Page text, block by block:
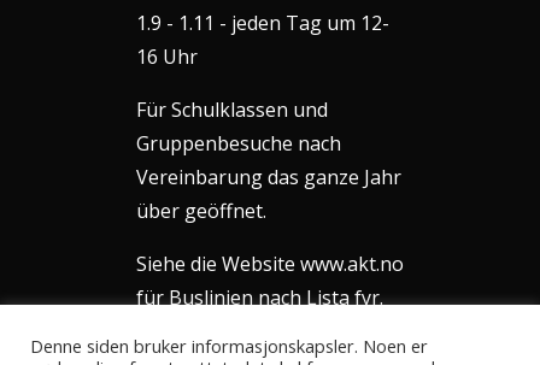
1.9 - 1.11 - jeden Tag um 12-
16 Uhr
Für Schulklassen und
Gruppenbesuche nach
Vereinbarung das ganze Jahr
über geöffnet.
Siehe die Website www.akt.no
für Buslinien nach Lista fyr.
Denne siden bruker informasjonskapsler. Noen er